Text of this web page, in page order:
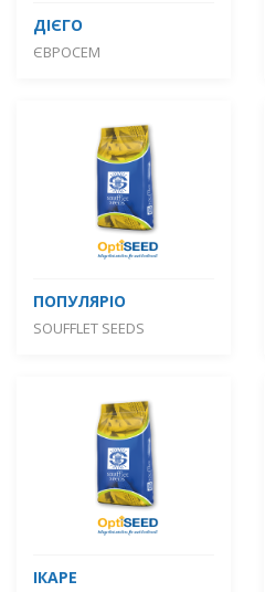
ДІЄГО
ЄВРОСЕМ
ПОПУЛЯРІО
SOUFFLET SEEDS
ІКАРЕ